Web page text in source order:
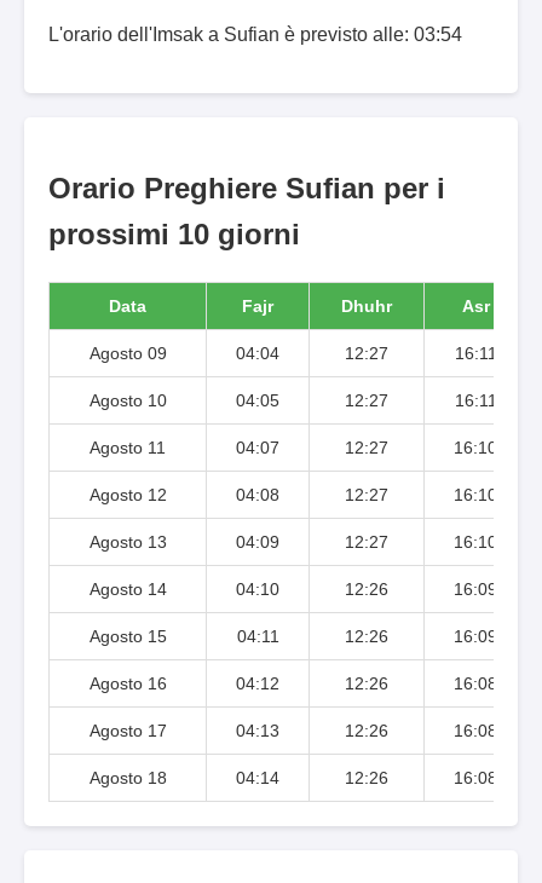
L'orario dell'Imsak a Sufian è previsto alle: 03:54
Orario Preghiere Sufian per i
prossimi 10 giorni
Data Fajr Dhuhr Asr
Agosto 09 04:04 12:27 16:11
Agosto 10 04:05 12:27 16:11
Agosto 11 04:07 12:27 16:10
Agosto 12 04:08 12:27 16:10
Agosto 13 04:09 12:27 16:10
Agosto 14 04:10 12:26 16:09
Agosto 15 04:11 12:26 16:09
Agosto 16 04:12 12:26 16:08
Agosto 17 04:13 12:26 16:08
Agosto 18 04:14 12:26 16:08